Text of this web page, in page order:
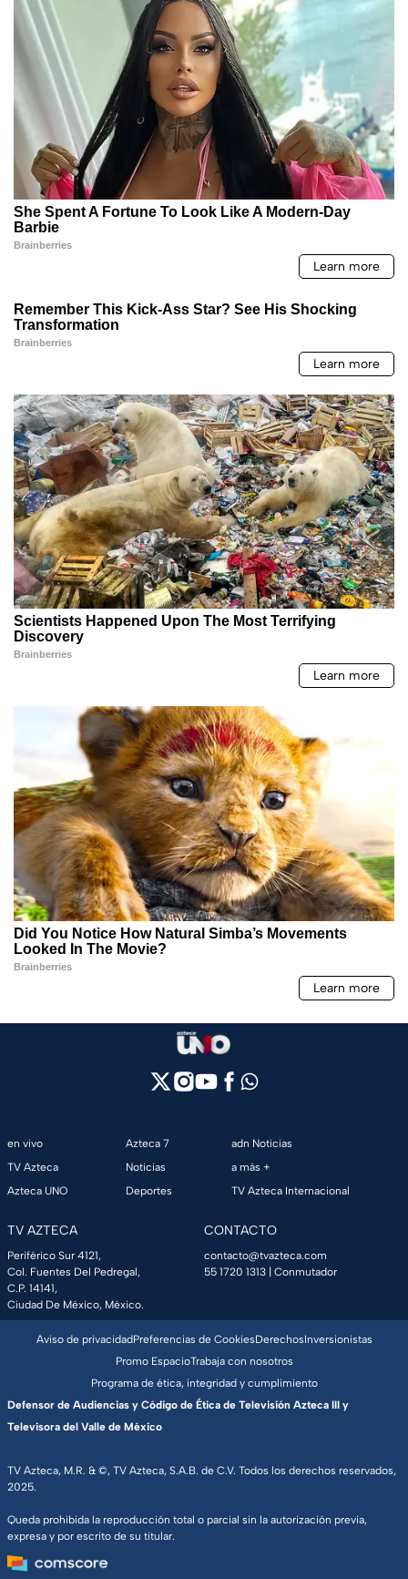
en vivo
TV Azteca
Azteca UNO
Azteca 7
Noticias
Deportes
adn Noticias
a más +
TV Azteca Internacional
TV AZTECA
Periférico Sur 4121,
Col. Fuentes Del Pedregal,
C.P. 14141,
Ciudad De México, México.
CONTACTO
contacto@tvazteca.com
55 1720 1313 | Conmutador
TV Azteca, M.R. & ©, TV Azteca, S.A.B. de C.V. Todos los derechos reservados,
2025.
Queda prohibida la reproducción total o parcial sin la autorización previa,
expresa y por escrito de su titular.
Aviso de privacidadPreferencias de CookiesDerechosInversionistas
Promo EspacioTrabaja con nosotros
Programa de ética, integridad y cumplimiento
Defensor de Audiencias y Código de Ética de Televisión Azteca III y
Televisora del Valle de México